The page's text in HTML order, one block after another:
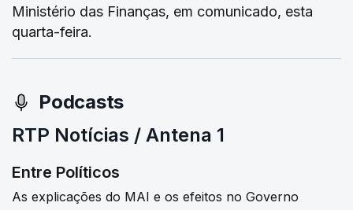
Ministério das Finanças, em comunicado, esta
quarta-feira.
Podcasts
RTP Notícias / Antena 1
Entre Políticos
As explicações do MAI e os efeitos no Governo